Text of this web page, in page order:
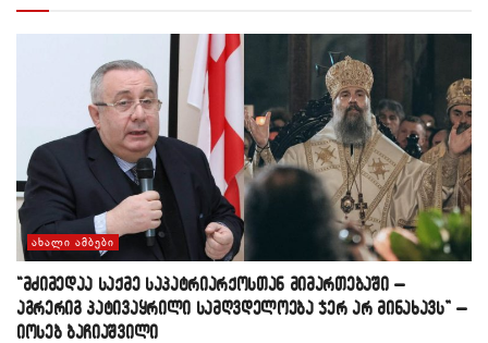
ᲐᲮᲐᲚᲘ ᲐᲛᲑᲔᲑᲘ
“მძიმედაა საქმე საპატრიარქოსთან მიმართებაში –
აგრერიგ პატივაყრილი სამღვდელოება ჯერ არ მინახავს” –
იოსებ ბაჩიაშვილი